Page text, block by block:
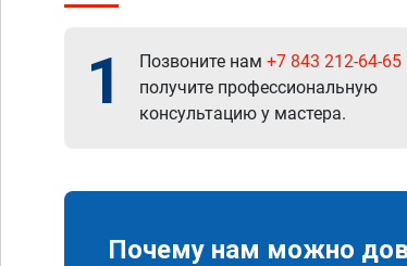
1 Позвоните нам +7 843 212-64-65
получите профессиональную
консультацию у мастера.
Почему нам можно